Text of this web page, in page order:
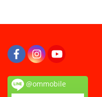
@ommobile